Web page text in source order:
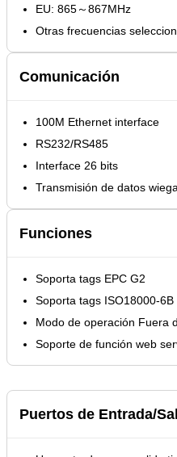
EU: 865～867MHz
Otras frecuencias
Comunicación
100M Ethernet interface
RS232/RS485
Interface 26 bits
Transmisión de datos
Funciones
Soporta tags EPC G2
Soporta tags ISO18000-6B
Modo de operación Fuera
Soporte de función web
Puertos de Entrada/